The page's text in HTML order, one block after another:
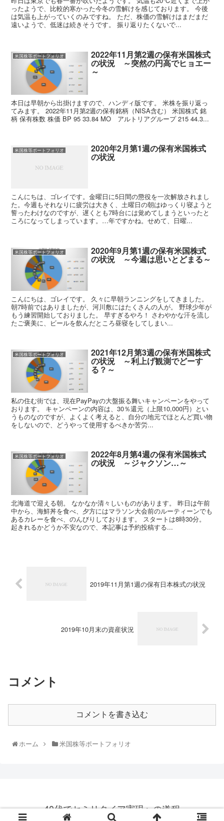
ったようで、比較的寒かった今冬の雪解けを感じております。 今後
は気温も上がっていくのみですね。 ただ、株価の雪解けはまだまだ
遠いようで、低迷は続きそうです。 振り返りたくないで...
米国株等ポートフォリオ 2022年11月第2週の保有米国株式
の状況 ～突然の円高でヒョエー
～
本日は早朝から出掛けますので、ハンディ版です。 米株を振り返っ
てみます。 2022年11月第2週の保有銘柄（NISA含む） 米国株式 銘
柄 保有株数 株価 BP 95 33.84 MO アルトリアグループ 215 44.3...
米国株等ポートフォリオ 2020年2月第1週の保有米国株式
の状況
こんにちは、ゴレイです。金曜日に5日間の懲役を一次解放されまし
た。今週もそれなりに疲労は大きく、土曜日の朝はゆっくり寝ようと
誓ったわけなのですが、遅くとも7時台には覚めてしまうといったと
ころになってしまっています。…年ですかね。せめて、日曜...
米国株等ポートフォリオ 2020年9月第1週の保有米国株式
の状況 ～今週は思いとどまる～
こんにちは、ゴレイです。 久々に早朝ランニングをしてきました。
朝7時前ではありましたが、河川敷にはたくさんの人が。 野球少年が
もう練習開始しておりました。 早すぎるやろ！ さわやかな汗を流し
たご褒美に、ビールを飲んだところ昼寝をしてしまい...
米国株等ポートフォリオ 2021年12月第3週の保有米国株式
の状況 ～利上げ観測でどーす
る？～
私の住む街では、現在PayPayの大盤振る舞いキャンペーンをやって
おります。 キャンペーンの内容は、30％還元（上限10,000円）とい
うものなのですが、よくよく考えると、自分の地元でほとんど買い物
をしないので、どうやって使用するべきか苦労...
米国株等ポートフォリオ 2022年8月第4週の保有米国株式
の状況 ～ジャクソン…～
北海道で迎える朝。 なかなか清々しいものがあります。 昨日は午前
中から、海鮮丼を食べ、夕方にはマラソン大会前のルーティーンでも
あるカレーを食べ、のんびりしております。 スタートは8時30分。
起きれるかどうか不安なので、本記事は予約投稿する...
2019年11月第1週の保有日本株式の状況
2019年10月末の資産状況
コメント
コメントを書き込む
ホーム 米国株等ポートフォリオ
40代でセミリタイア実現への道程